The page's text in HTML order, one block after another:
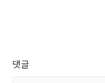
댓글